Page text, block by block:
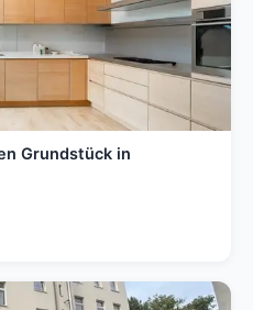
Grundstück in